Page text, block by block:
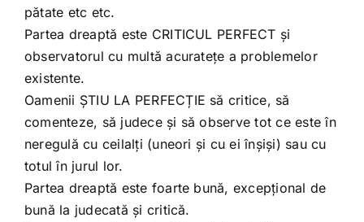
pătate etc etc.
Partea dreaptă este CRITICUL PERFECT și
observatorul cu multă acuratețe a problemelor
existente.
Oamenii ȘTIU LA PERFECȚIE să critice, să
comenteze, să judece și să observe tot ce este în
neregulă cu ceilalți (uneori și cu ei înșiși) sau cu
totul în jurul lor.
Partea dreaptă este foarte bună, excepțional de
bună la judecată și critică.